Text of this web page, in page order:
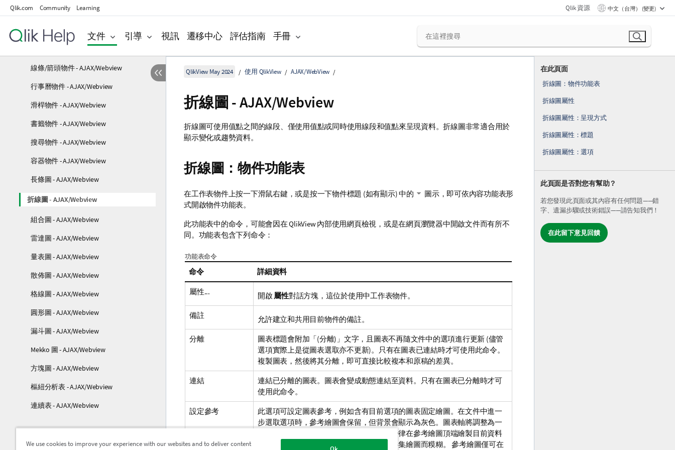
Qlik.com Community Learning Qlik 資源 中文（台灣） (變更)
文件 引導 視訊 遷移中心 評估指南 手冊
目前選項方塊 - AJAX/Webview
按鈕 - AJAX/Webview
線條/箭頭物件 - AJAX/Webview
行事曆物件 - AJAX/Webview
滑桿物件 - AJAX/Webview
書籤物件 - AJAX/Webview
搜尋物件 - AJAX/Webview
容器物件 - AJAX/Webview
長條圖 - AJAX/Webview
折線圖 - AJAX/Webview
組合圖 - AJAX/Webview
雷達圖 - AJAX/Webview
量表圖 - AJAX/Webview
散佈圖 - AJAX/Webview
格線圖 - AJAX/Webview
圓形圖 - AJAX/Webview
漏斗圖 - AJAX/Webview
Mekko 圖 - AJAX/Webview
方塊圖 - AJAX/Webview
樞紐分析表 - AJAX/Webview
連續表 - AJAX/Webview
在此頁面
折線圖：物件功能表
折線圖屬性
折線圖屬性：呈現方式
折線圖屬性：標題
折線圖屬性：選項
此頁面是否對您有幫助？
若您發現此頁面或其內容有任何問題——錯
字、遺漏步驟或技術錯誤——請告知我們！
在此留下意見回饋
QlikView May 2024 使用 QlikView AJAX/WebView
折線圖 - AJAX/Webview
折線圖可使用值點之間的線段、僅使用值點或同時使用線段和值點來呈現資料。折線圖非常適合用於
顯示變化或趨勢資料。
折線圖：物件功能表
在工作表物件上按一下滑鼠右鍵，或是按一下物件標題 (如有顯示) 中的
圖示，即可依內容功能表形
式開啟物件功能表。
此功能表中的命令，可能會因在 QlikView 內部使用網頁檢視，或是在網頁瀏覽器中開啟文件而有所不
同。功能表包含下列命令：
功能表命令
命令 詳細資料
屬性... 開啟屬性對話方塊，這位於使用中工作表物件。
備註 允許建立和共用目前物件的備註。
分離
圖表標題會附加「(分離)」文字，且圖表不再隨文件中的選項進行更新 (儘管
選項實際上是從圖表選取亦不更新)。只有在圖表已連結時才可使用此命令。
複製圖表，然後將其分離，即可直接比較複本和原稿的差異。
連結
連結已分離的圖表。圖表會變成動態連結至資料。只有在圖表已分離時才可
使用此命令。
設定參考
此選項可設定圖表參考，例如含有目前選項的圖表固定繪圖。在文件中進一
步選取選項時，參考繪圖會保留，但背景會顯示為灰色。圖表軸將調整為一
律涵蓋最大的背景資料集和目前資料集。一律在參考繪圖頂端繪製目前資料
集。參考繪圖的某些部分可能由於目前資料集繪圖而糢糊。 參考繪圖僅可在
We use cookies to improve your experience with our websites and to deliver content